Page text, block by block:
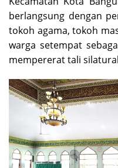
berlangsung dengan
tokoh agama, tokoh
warga setempat
mempererat tali